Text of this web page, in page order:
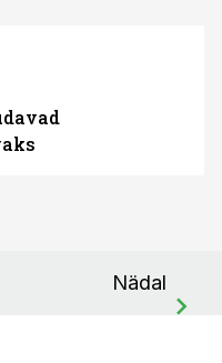
Nädal